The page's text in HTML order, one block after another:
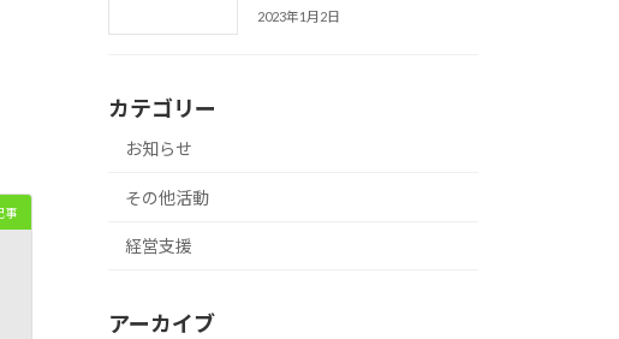
事
2023年1月2日
カテゴリー
お知らせ
その他活動
経営支援
アーカイブ